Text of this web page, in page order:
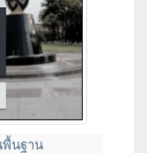
พื้นฐาน